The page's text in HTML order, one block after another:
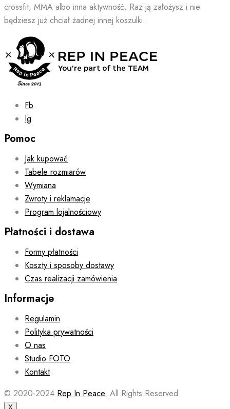
crossfit, MMA albo inna aktywność. Raz ją założysz i nie
będziesz już chciał żadnej innej koszulki.
Fb
Ig
Pomoc
Jak kupować
Tabele rozmiarów
Wymiana
Zwroty i reklamacje
Program lojalnościowy
Płatności i dostawa
Formy płatności
Koszty i sposoby dostawy
Czas realizacji zamówienia
Informacje
Regulamin
Polityka prywatności
O nas
Studio FOTO
Kontakt
© 2020-2024 Rep In Peace. All Rights Reserved
X